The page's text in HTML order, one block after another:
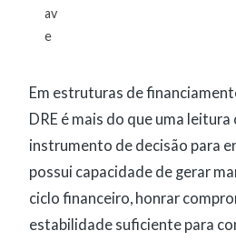
av
e
Em estruturas de
DRE é mais do que uma leitura
instrumento de decisão para
possui capacidade de gerar
ciclo financeiro, honrar
estabilidade suficiente para